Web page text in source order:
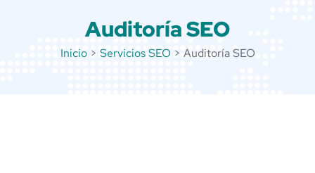
Auditoría SEO
Inicio> Servicios SEO > Auditoría SEO